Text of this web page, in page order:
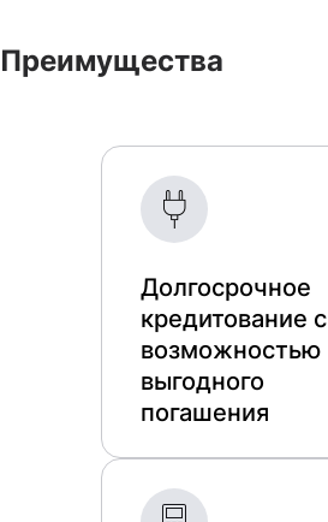
Преимущества
Долгосрочное
кредитование с
возможностью
выгодного
погашения